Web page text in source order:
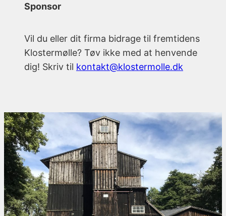
Sponsor
Vil du eller dit firma bidrage til fremtidens
Klostermølle? Tøv ikke med at henvende
dig! Skriv til kontakt@klostermolle.dk